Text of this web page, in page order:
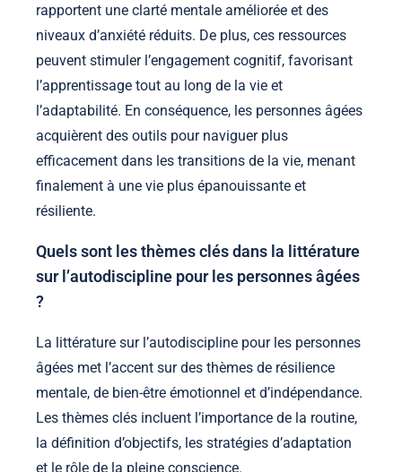
rapportent une clarté mentale améliorée et des
niveaux d’anxiété réduits. De plus, ces ressources
peuvent stimuler l’engagement cognitif, favorisant
l’apprentissage tout au long de la vie et
l’adaptabilité. En conséquence, les personnes âgées
acquièrent des outils pour naviguer plus
efficacement dans les transitions de la vie, menant
finalement à une vie plus épanouissante et
résiliente.
Quels sont les thèmes clés dans la littérature
sur l’autodiscipline pour les personnes âgées
?
La littérature sur l’autodiscipline pour les personnes
âgées met l’accent sur des thèmes de résilience
mentale, de bien-être émotionnel et d’indépendance.
Les thèmes clés incluent l’importance de la routine,
la définition d’objectifs, les stratégies d’adaptation
et le rôle de la pleine conscience.